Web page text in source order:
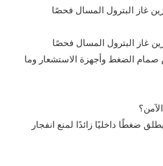
غاز البترول المسال فحصًا
غاز البترول المسال فحصًا
الضغط وأجهزة الاستشعار وما
ضغطًا داخليًا زائدًا لمنع انفجار